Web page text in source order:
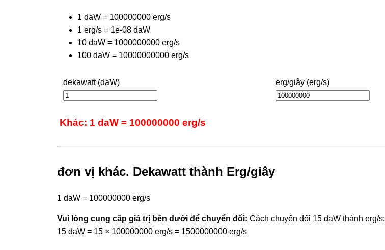
1 daW = 100000000 erg/s
1 erg/s = 1e-08 daW
10 daW = 1000000000 erg/s
100 daW = 10000000000 erg/s
dekawatt (daW) erg/giây (erg/s)
Khác: 1 daW = 100000000 erg/s
đơn vị khác. Dekawatt thành Erg/giây
1 daW = 100000000 erg/s
Vui lòng cung cấp giá trị bên dưới để chuyển đổi: Cách chuyển đổi 15 daW thành erg/s:
15 daW = 15 × 100000000 erg/s = 1500000000 erg/s